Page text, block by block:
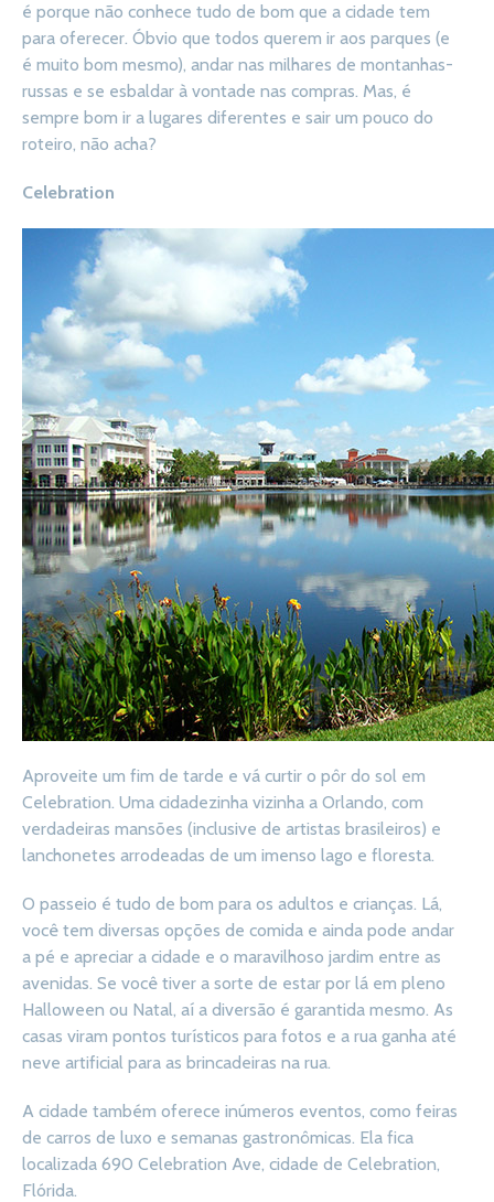
é porque não conhece tudo de bom que a cidade tem
para oferecer. Óbvio que todos querem ir aos parques (e
é muito bom mesmo), andar nas milhares de montanhas-
russas e se esbaldar à vontade nas compras. Mas, é
sempre bom ir a lugares diferentes e sair um pouco do
roteiro, não acha?
Celebration
Aproveite um fim de tarde e vá curtir o pôr do sol em
Celebration. Uma cidadezinha vizinha a Orlando, com
verdadeiras mansões (inclusive de artistas brasileiros) e
lanchonetes arrodeadas de um imenso lago e floresta.
O passeio é tudo de bom para os adultos e crianças. Lá,
você tem diversas opções de comida e ainda pode andar
a pé e apreciar a cidade e o maravilhoso jardim entre as
avenidas. Se você tiver a sorte de estar por lá em pleno
Halloween ou Natal, aí a diversão é garantida mesmo. As
casas viram pontos turísticos para fotos e a rua ganha até
neve artificial para as brincadeiras na rua.
A cidade também oferece inúmeros eventos, como feiras
de carros de luxo e semanas gastronômicas. Ela fica
localizada 690 Celebration Ave, cidade de Celebration,
Flórida.